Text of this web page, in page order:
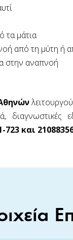
τα μάτια
από τη μύτη ή
στην αναπνοή
723 και